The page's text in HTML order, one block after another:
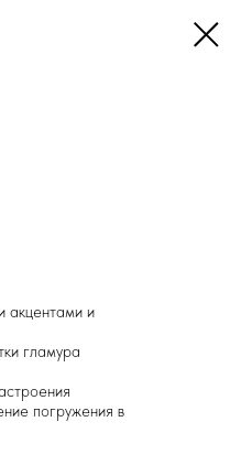
акцентами и
гламура
погружения в